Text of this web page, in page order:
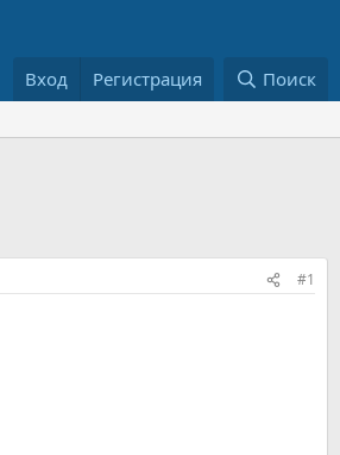
Вход Регистрация Поиск
#1